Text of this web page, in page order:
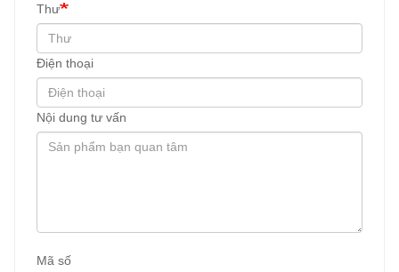
Thư
Điện thoại
Nội dung tư vấn
Mã số